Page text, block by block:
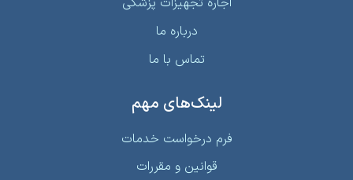
درباره ما
تماس با ما
لینک‌های مهم
فرم درخواست خدمات
قوانین و مقررات